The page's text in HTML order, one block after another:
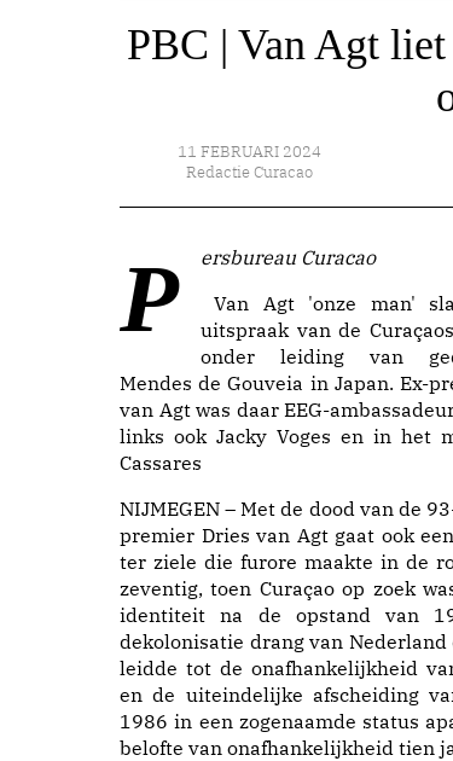
PBC | Van Agt
11 FEBRUARI 2024
Redactie Curacao
Persbureau Curacao
Van Agt 'onze man'
uitspraak van de
onder leiding van
Mendes de Gouveia in Japan. Ex-
van Agt was daar EEG-
links ook Jacky Voges en in het
Cassares
NIJMEGEN – Met de dood van de
premier Dries van Agt gaat ook
ter ziele die furore maakte in de
zeventig, toen Curaçao op zoek
identiteit na de opstand van
dekolonisatie drang van
leidde tot de onafhankelijkheid
en de uiteindelijke afscheiding
1986 in een zogenaamde status
belofte van onafhankelijkheid tien